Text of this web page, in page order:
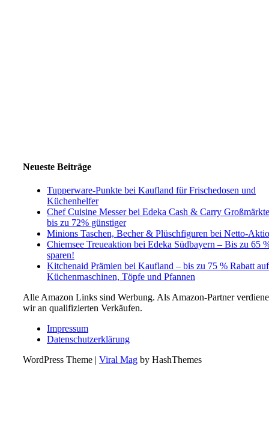
Neueste Beiträge
Tupperware-Punkte bei Kaufland für Frischedosen und
Küchenhelfer
Chef Cuisine Messer bei Edeka Cash & Carry
bis zu 72% günstiger
Minions Taschen, Becher & Plüschfiguren bei Netto-
Chiemsee Treueaktion bei Edeka Südbayern – Bis zu 65
sparen!
Kitchenaid Prämien bei Kaufland – bis zu 75 % Rabatt auf
Küchenmaschinen, Töpfe und Pfannen
Alle Amazon Links sind Werbung. Als Amazon-Partner
wir an qualifizierten Verkäufen.
Impressum
Datenschutzerklärung
WordPress Theme | Viral Mag by HashThemes